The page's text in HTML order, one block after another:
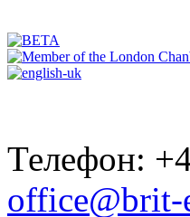
Телефон:
office@brit-